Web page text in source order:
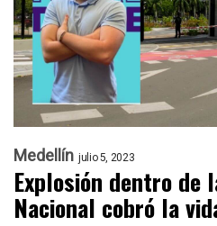
Medellín julio 5, 2023
Explosión dentro de
Nacional cobró la